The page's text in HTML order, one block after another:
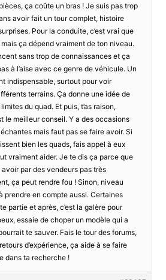
ça coûte un bras ! Je suis pas trop
avoir fait un tour complet, histoire
Pour la conduite, c’est vrai que
ça dépend vraiment de ton niveau.
sans trop de connaissances et ça
à l’aise avec ce genre de véhicule. Un
indispensable, surtout pour voir
terrains. Ça donne une idée de
du quad. Et puis, t’as raison,
le meilleur conseil. Y a des occasions
mais faut pas se faire avoir. Si
bien les quads, fais appel à eux
vraiment aider. Je te dis ça parce que
avoir par des vendeurs pas très
ça peut rendre fou ! Sinon, niveau
prendre en compte aussi. Certaines
partie et après, c’est la galère pour
essaie de choper un modèle qui a
te sauver. Fais le tour des forums,
d’expérience, ça aide à se faire
dans ta recherche !